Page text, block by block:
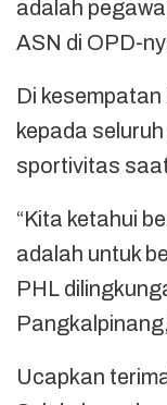
adalah
ASN di OPD-
Di
kepada
sportivitas
“Kita ketahui
adalah untuk
PHL
Ucapkan